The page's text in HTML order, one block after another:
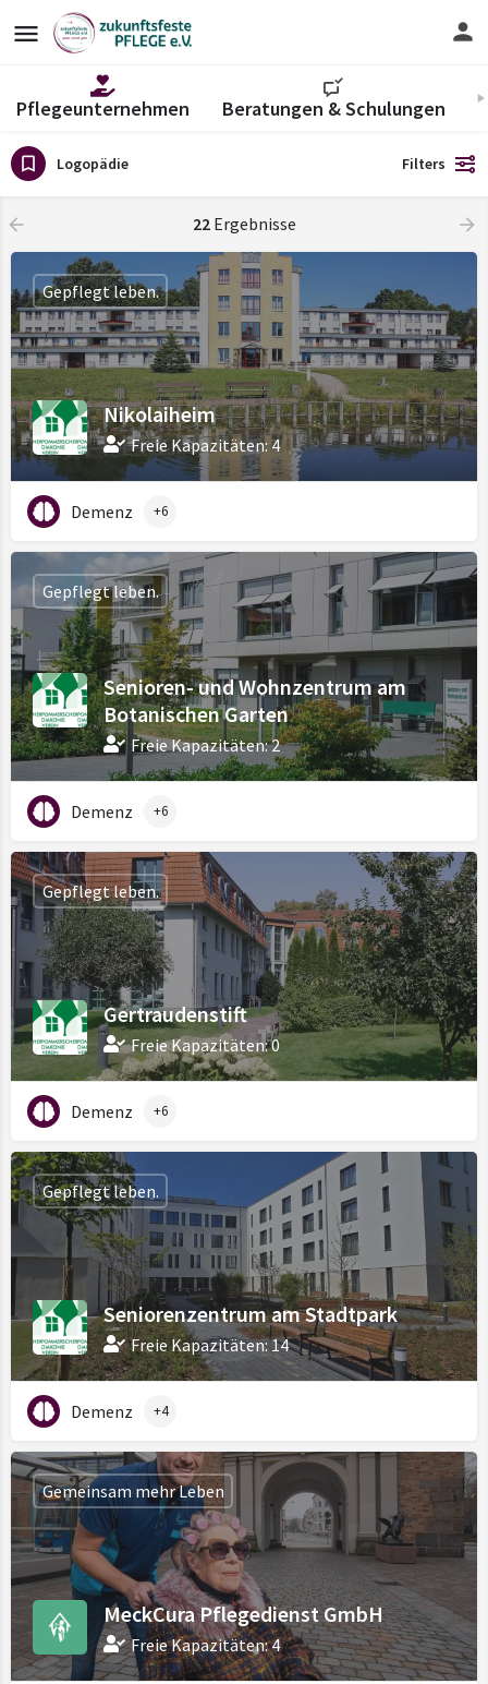
Pflegeunternehmen Beratungen & Schulungen
Logopädie Filters
22Ergebnisse
Nikolaiheim
Freie Kapazitäten: 4
Gepflegt leben.
Demenz +6
Senioren- und Wohnzentrum am
Botanischen Garten
Freie Kapazitäten: 2
Gepflegt leben.
Demenz +6
Gertraudenstift
Freie Kapazitäten: 0
Gepflegt leben.
Demenz +6
Seniorenzentrum am Stadtpark
Freie Kapazitäten: 14
Gepflegt leben.
Demenz +4
MeckCura Pflegedienst GmbH
Freie Kapazitäten: 4
Gemeinsam mehr Leben